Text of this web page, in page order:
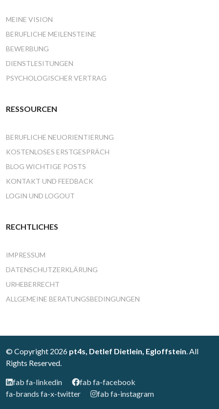
MEINE VISION
BERUFLICHE MEILENSTEINE
BEWERBUNG
DIENSTLESITUNGEN
PSYCHOLOGISCHER VERTRAG
RESSOURCEN
BERUFLICHE NEUORIENTIERUNG
KOSTENLOSES ERSTGESPRÄCH
BLOG WICHTIGE POSTS
KONTAKT UND FEEDBACK
LOGIN UND LOGOUT
RECHTLICHES
IMPRESSUM
DATENSCHUTZERKLÄRUNG
URHEBERRECHT
ALLGEMEINE BERATUNGSBEDINGUNGEN
© Copyright 2026 pt4s, Detlef Dietlein, Egloffstein. All
Rights Reserved.
fab fa-linkedin
fab fa-facebook
fa-brands fa-x-twitter
fab fa-instagram